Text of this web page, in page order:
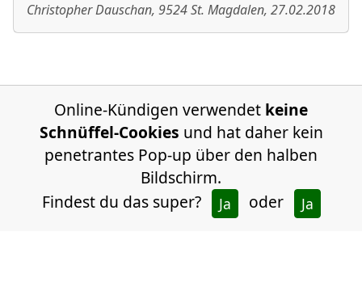
Christopher Dauschan, 9524St. Magdalen, 27.02.2018
Online-Kündigen verwendet keine
Schnüffel-Cookies und hat daher kein
penetrantes Pop-up über den halben
Bildschirm.
Findest du das super?
Ja oder Ja